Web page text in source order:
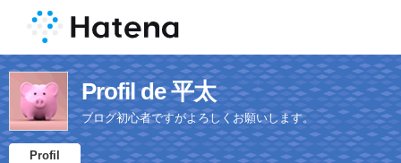
Profil de 平太
ブログ初心者ですがよろしくお願いします。
Profil